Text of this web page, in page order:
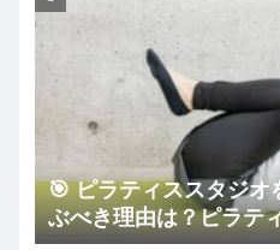
🎯 ピラティススタジオ
ぶべき理由は？ピラテ
いコツ🏠